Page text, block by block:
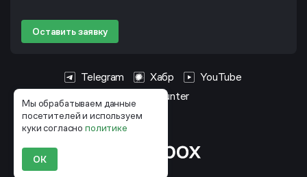
Мы обрабатываем данные
посетителей и используем
куки согласнополитике
ОК
Оставить заявку
Telegram Хабр
YouTube
HeadHunter